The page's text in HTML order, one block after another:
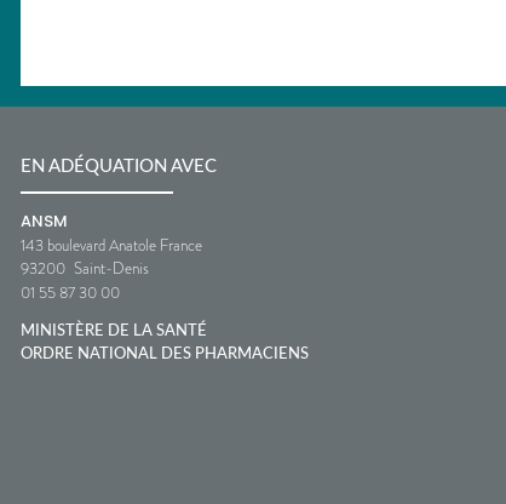
EN ADÉQUATION AVEC
ANSM
143 boulevard Anatole France
93200 Saint-Denis
01 55 87 30 00
MINISTÈRE DE LA SANTÉ
ORDRE NATIONAL DES PHARMACIENS